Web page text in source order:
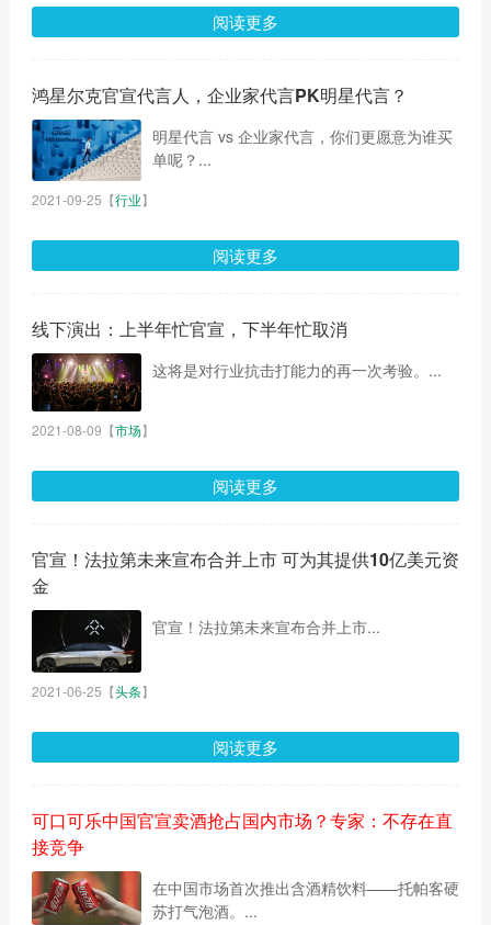
阅读更多
鸿星尔克官宣代言人，企业家代言PK明星代言？
明星代言 vs 企业家代言，你们更愿意为谁买
单呢？...
2021-09-25 【行业】
阅读更多
线下演出：上半年忙官宣，下半年忙取消
这将是对行业抗击打能力的再一次考验。...
2021-08-09 【市场】
阅读更多
官宣！法拉第未来宣布合并上市 可为其提供10亿美元资
金
官宣！法拉第未来宣布合并上市...
2021-06-25 【头条】
阅读更多
可口可乐中国官宣卖酒抢占国内市场？专家：不存在直
接竞争
在中国市场首次推出含酒精饮料——托帕客硬
苏打气泡酒。...